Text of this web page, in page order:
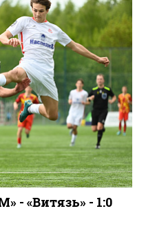
- «Витязь» - 1:0